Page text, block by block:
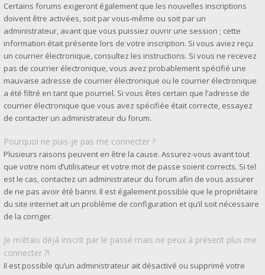
Certains forums exigeront également que les nouvelles inscriptions
doivent être activées, soit par vous-même ou soit par un
administrateur, avant que vous puissiez ouvrir une session ; cette
information était présente lors de votre inscription. Si vous aviez reçu
un courrier électronique, consultez les instructions. Si vous ne recevez
pas de courrier électronique, vous avez probablement spécifié une
mauvaise adresse de courrier électronique ou le courrier électronique
a été filtré en tant que pourriel. Si vous êtes certain que l’adresse de
courrier électronique que vous avez spécifiée était correcte, essayez
de contacter un administrateur du forum.
Pourquoi ne puis-je pas me connecter ?
Plusieurs raisons peuvent en être la cause. Assurez-vous avant tout
que votre nom d’utilisateur et votre mot de passe soient corrects. Si tel
est le cas, contactez un administrateur du forum afin de vous assurer
de ne pas avoir été banni. Il est également possible que le propriétaire
du site internet ait un problème de configuration et qu’il soit nécessaire
de la corriger.
Je m’étais déjà inscrit par le passé mais ne peux à présent plus me
connecter ?!
Il est possible qu’un administrateur ait désactivé ou supprimé votre